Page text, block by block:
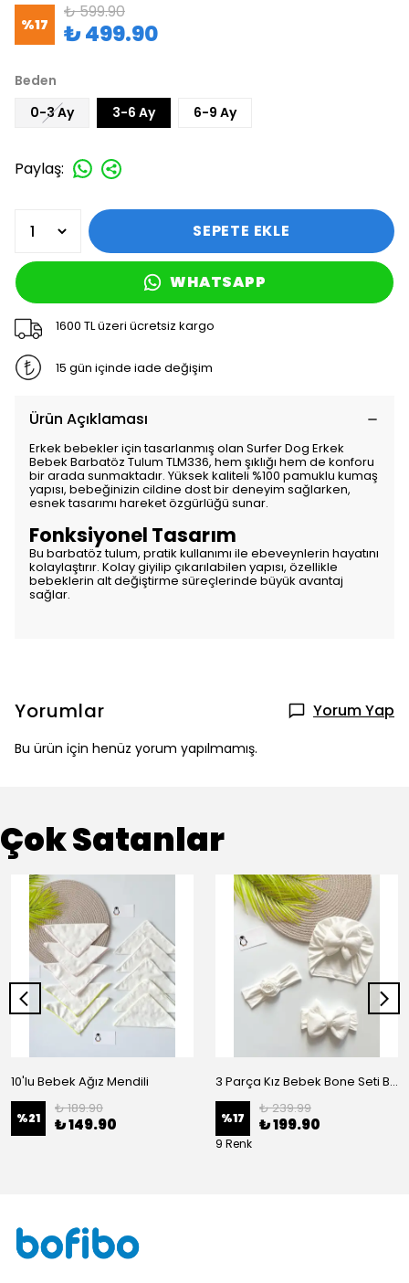
%17
₺ 599.90
₺ 499.90
Beden
0-3 Ay
3-6 Ay 6-9 Ay
Paylaş:
SEPETE EKLE
WHATSAPP
1600 TL üzeri ücretsiz kargo
15 gün içinde iade değişim
Ürün Açıklaması
Erkek bebekler için tasarlanmış olan Surfer Dog Erkek
Bebek Barbatöz Tulum TLM336, hem şıklığı hem de konforu
bir arada sunmaktadır. Yüksek kaliteli %100 pamuklu kumaş
yapısı, bebeğinizin cildine dost bir deneyim sağlarken,
esnek tasarımı hareket özgürlüğü sunar.
Fonksiyonel Tasarım
Bu barbatöz tulum, pratik kullanımı ile ebeveynlerin hayatını
kolaylaştırır. Kolay giyilip çıkarılabilen yapısı, özellikle
bebeklerin alt değiştirme süreçlerinde büyük avantaj
sağlar.
Yorumlar Yorum Yap
Bu ürün için henüz yorum yapılmamış.
Çok Satanlar
10'lu Bebek Ağız Mendili
%21
₺ 189.90
₺ 149.90
3 Parça Kız Bebek Bone Seti BN02 - Beyaz
%17
₺ 239.99
₺ 199.90
9 Renk